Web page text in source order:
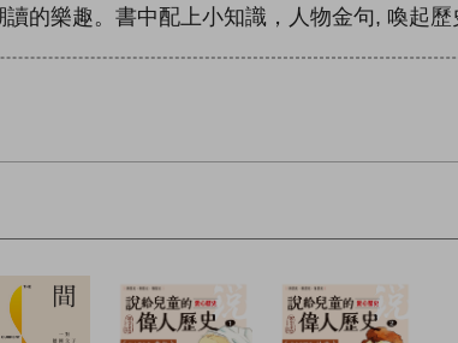
的樂趣。書中配上小知識，人物金句, 喚起